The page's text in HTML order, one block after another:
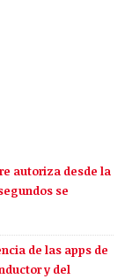
autoriza desde la
se
de las apps de
y del